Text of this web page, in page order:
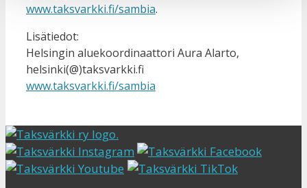
www.taksvarkki.fi/sambia.
Lisätiedot:
Helsingin aluekoordinaattori Aura Alarto,
helsinki(@)taksvarkki.fi
www.taksvarkki.fi/sambia